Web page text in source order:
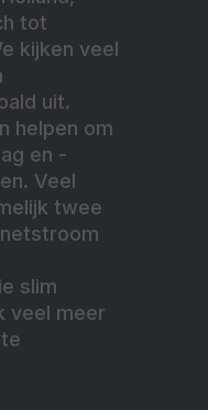
tot
kijken veel
uit.
helpen om
en -
Veel
twee
slim
veel meer